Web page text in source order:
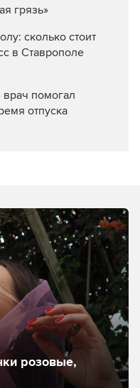
грязь»
сколько стоит
в Ставрополе
врач помогал
отпуска
розовые,